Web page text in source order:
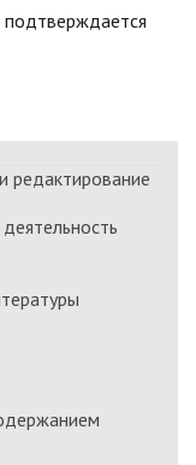
подтверждается
редактирование